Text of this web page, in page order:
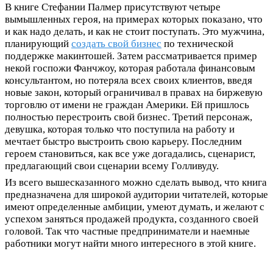
В книге Стефании Палмер присутствуют четыре
вымышленных героя, на примерах которых показано, что
и как надо делать, и как не стоит поступать. Это мужчина,
планирующий создать свой бизнес по технической
поддержке макинтошей. Затем рассматривается пример
некой госпожи Фанчжоу, которая работала финансовым
консультантом, но потеряла всех своих клиентов, введя
новые закон, который ограничивал в правах на биржевую
торговлю от имени не граждан Америки. Ей пришлось
полностью перестроить свой бизнес. Третий персонаж,
девушка, которая только что поступила на работу и
мечтает быстро выстроить свою карьеру. Последним
героем становиться, как все уже догадались, сценарист,
предлагающий свои сценарии всему Голливуду.
Из всего вышесказанного можно сделать вывод, что книга
предназначена для широкой аудитории читателей, которые
имеют определенные амбиции, умеют думать, и желают с
успехом заняться продажей продукта, созданного своей
головой. Так что частные предприниматели и наемные
работники могут найти много интересного в этой книге.